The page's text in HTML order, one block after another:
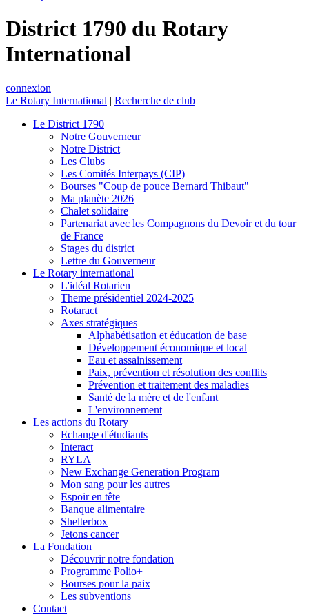
District 1790 du Rotary
International
connexion
Le Rotary International | Recherche de club
Le District 1790
Notre Gouverneur
Notre District
Les Clubs
Les Comités Interpays (CIP)
Bourses "Coup de pouce Bernard Thibaut"
Ma planète 2026
Chalet solidaire
Partenariat avec les Compagnons du Devoir et du tour
de France
Stages du district
Lettre du Gouverneur
Le Rotary international
L'idéal Rotarien
Theme présidentiel 2024-2025
Rotaract
Axes stratégiques
Alphabétisation et éducation de base
Développement économique et local
Eau et assainissement
Paix, prévention et résolution des conflits
Prévention et traitement des maladies
Santé de la mère et de l'enfant
L'environnement
Les actions du Rotary
Echange d'étudiants
Interact
RYLA
New Exchange Generation Program
Mon sang pour les autres
Espoir en tête
Banque alimentaire
Shelterbox
Jetons cancer
La Fondation
Découvrir notre fondation
Programme Polio+
Bourses pour la paix
Les subventions
Contact